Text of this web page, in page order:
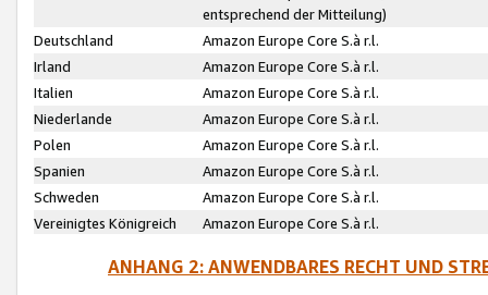
entsprechend der Mitteilung)
Deutschland
Amazon Europe Core S.à r.l.
Irland
Amazon Europe Core S.à r.l.
Italien
Amazon Europe Core S.à r.l.
Niederlande
Amazon Europe Core S.à r.l.
Polen
Amazon Europe Core S.à r.l.
Spanien
Amazon Europe Core S.à r.l.
Schweden
Amazon Europe Core S.à r.l.
Vereinigtes Königreich
Amazon Europe Core S.à r.l.
ANHANG 2: ANWENDBARES RECHT UND